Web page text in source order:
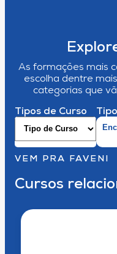
As formações mais
escolha dentre
categorias que
Tipos de Curso
VEM PRA FAVENI
Cursos